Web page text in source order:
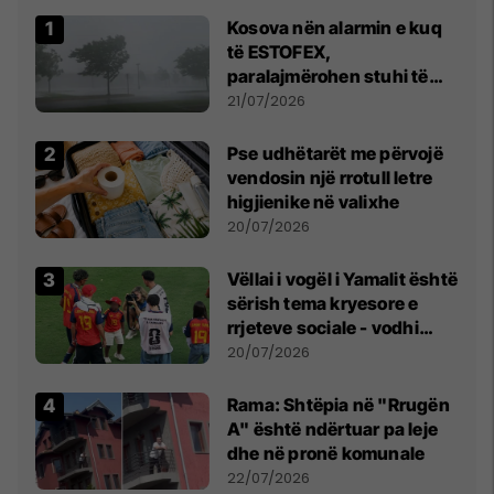
Kosova nën alarmin e kuq
të ESTOFEX,
paralajmërohen stuhi të
fuqishme me breshër dhe
21/07/2026
Pse udhëtarët me përvojë
vendosin një rrotull letre
higjienike në valixhe
20/07/2026
Vëllai i vogël i Yamalit është
sërish tema kryesore e
rrjeteve sociale - vodhi
vëmendjen pas finales së
20/07/2026
Rama: Shtëpia në "Rrugën
A" është ndërtuar pa leje
dhe në pronë komunale
22/07/2026